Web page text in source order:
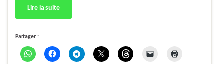
Lire la suite
Partager :